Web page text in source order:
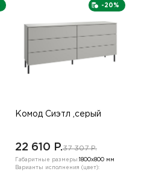
-20%
Комод Сиэтл ,серый
22 610 P.37 307 P.
Габаритные размеры: 1800х800 мм
Варианты исполнения (цвет):